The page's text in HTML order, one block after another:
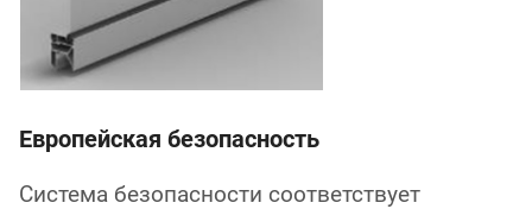
Европейская безопасность
Система безопасности соответствует